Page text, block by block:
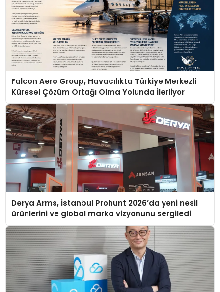
Falcon Aero Group, Havacılıkta Türkiye Merkezli
Küresel Çözüm Ortağı Olma Yolunda İlerliyor
Derya Arms, İstanbul Prohunt 2026’da yeni nesil
ürünlerini ve global marka vizyonunu sergiledi